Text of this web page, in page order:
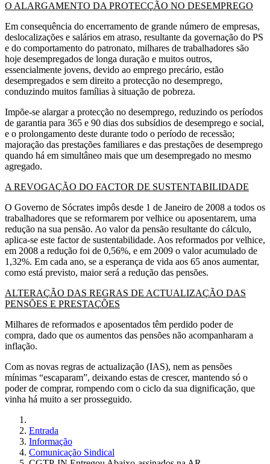
O ALARGAMENTO DA PROTECÇÃO NO DESEMPREGO
Em consequência do encerramento de grande número de empresas,
deslocalizações e salários em atraso, resultante da governação do PS
e do comportamento do patronato, milhares de trabalhadores são
hoje desempregados de longa duração e muitos outros,
essencialmente jovens, devido ao emprego precário, estão
desempregados e sem direito a protecção no desemprego,
conduzindo muitos famílias à situação de pobreza.
Impõe-se alargar a protecção no desemprego, reduzindo os períodos
de garantia para 365 e 90 dias dos subsídios de desemprego e social,
e o prolongamento deste durante todo o período de recessão;
majoração das prestações familiares e das prestações de desemprego
quando há em simultâneo mais que um desempregado no mesmo
agregado.
A REVOGAÇÃO DO FACTOR DE SUSTENTABILIDADE
O Governo de Sócrates impôs desde 1 de Janeiro de 2008 a todos os
trabalhadores que se reformarem por velhice ou aposentarem, uma
redução na sua pensão. Ao valor da pensão resultante do cálculo,
aplica-se este factor de sustentabilidade. Aos reformados por velhice,
em 2008 a redução foi de 0,56%, e em 2009 o valor acumulado de
1,32%. Em cada ano, se a esperança de vida aos 65 anos aumentar,
como está previsto, maior será a redução das pensões.
ALTERAÇÃO DAS REGRAS DE ACTUALIZAÇÃO DAS
PENSÕES E PRESTAÇÕES
Milhares de reformados e aposentados têm perdido poder de
compra, dado que os aumentos das pensões não acompanharam a
inflação.
Com as novas regras de actualização (IAS), nem as pensões
mínimas “escaparam”, deixando estas de crescer, mantendo só o
poder de comprar, rompendo com o ciclo da sua dignificação, que
vinha há muito a ser prosseguido.
Entrada
Informação
Comunicação Sindical